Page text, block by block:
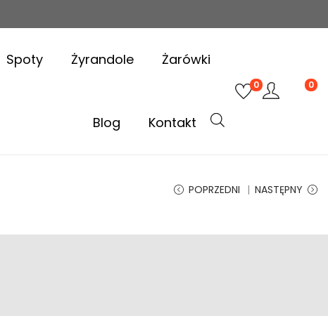
Spoty Żyrandole Żarówki
Blog Kontakt
0 0
POPRZEDNI NASTĘPNY